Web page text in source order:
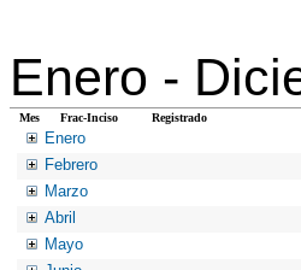
Enero -
Mes Frac-Inciso Registrado
Enero
Febrero
Marzo
Abril
Mayo